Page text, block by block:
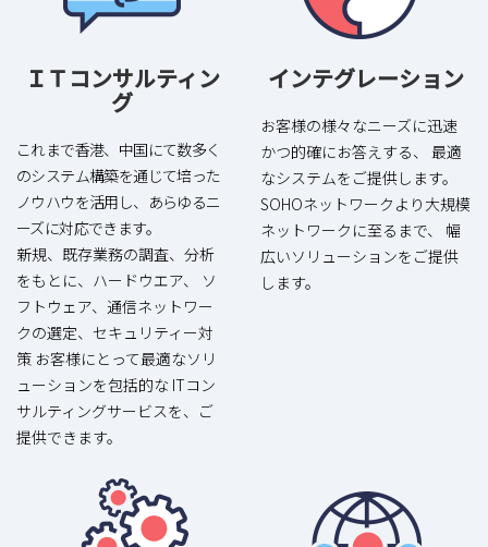
ＩＴコンサルティン
グ
これまで香港、中国にて数多く
のシステム構築を通じて培った
ノウハウを活用し、あらゆるニ
ーズに対応できます。
新規、既存業務の調査、分析
をもとに、ハードウエア、 ソ
フトウェア、通信ネットワー
クの選定、セキュリティー対
策 お客様にとって最適なソリ
ューションを包括的な ITコン
サルティングサービスを、ご
提供できます。
インテグレーション
お客様の様々なニーズに迅速
かつ的確にお答えする、 最適
なシステムをご提供します。
SOHOネットワークより大規模
ネットワークに至るまで、 幅
広いソリューションをご提供
します。